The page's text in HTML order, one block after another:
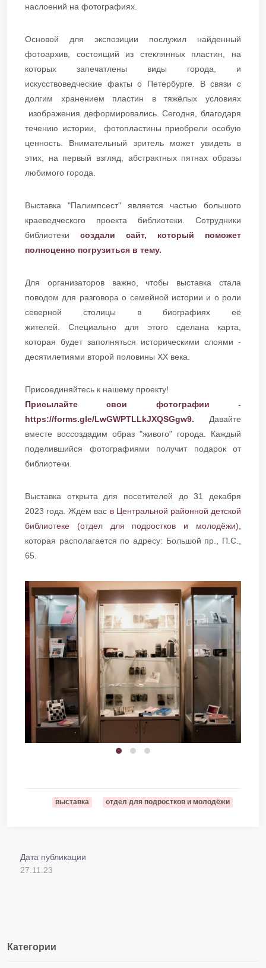
наслоений на фотографиях.
Основой для экспозиции послужил найденный
фотоархив, состоящий из стеклянных пластин, на
которых запечатлены виды города, и
искусствоведческие факты о Петербурге. В связи с
долгим хранением пластин в тяжёлых условиях
изображения деформировались. Сегодня, благодаря
течению истории, фотопластины приобрели особую
ценность. Внимательный зритель может увидеть в
этих, на первый взгляд, абстрактных пятнах образы
любимого города.
Выставка "Палимпсест" является частью большого
краеведческого проекта библиотеки. Сотрудники
библиотеки создали сайт, который поможет
полноценно погрузиться в тему.
Для организаторов важно, чтобы выставка стала
поводом для разговора о семейной истории и о роли
северной столицы в биографиях её
жителей. Специально для этого сделана карта,
которая будет заполняться историческими слоями -
десятилетиями второй половины XX века.
Присоединяйтесь к нашему проекту!
Присылайте свои фотографии -
https://forms.gle/LwGWPTLLkJXQSGgw9. Давайте
вместе воссоздадим образ "живого" города. Каждый
поделившийся фотографиями получит подарок от
библиотеки.
Выставка открыта для посетителей до 31 декабря
2023 года. Ждём вас в Центральной районной детской
библиотеке (отдел для подростков и молодёжи)
которая располагается по адресу: Большой пр., П.С.,
65.
выставка отдел для подростков и молодёжи
Дата публикации
27.11.23
Категории